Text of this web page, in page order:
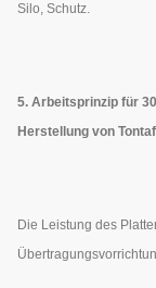
Silo, Schutz.
5. Arbeitsprinzip für
Herstellung von
Die Leistung des